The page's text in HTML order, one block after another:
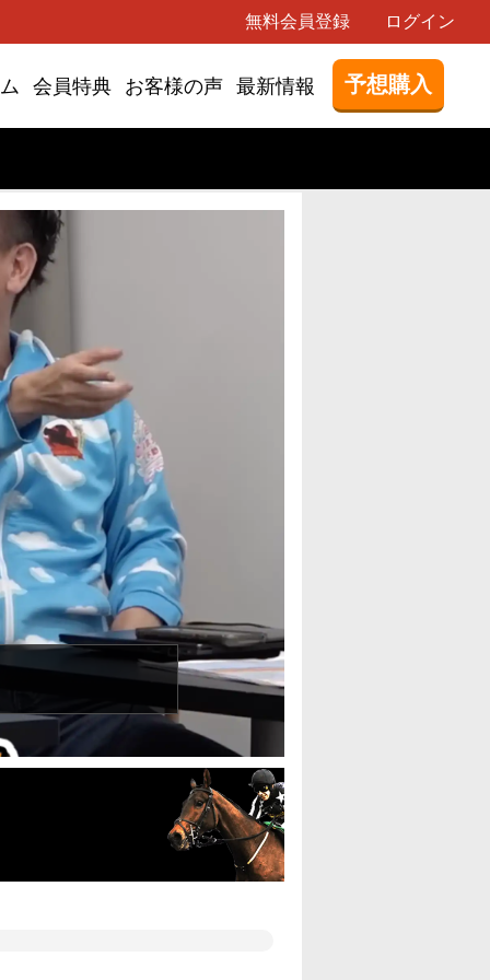
無料会員登録 ログイン
会員特典 お客様の声 最新情報 予想購入